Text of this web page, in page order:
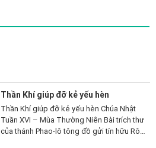
Thần Khí giúp đỡ kẻ yếu hèn
Thần Khí giúp đỡ kẻ yếu hèn Chúa Nhật
Tuần XVI – Mùa Thường Niên Bài trích thư
của thánh Phao-lô tông đồ gửi tín hữu Rô-